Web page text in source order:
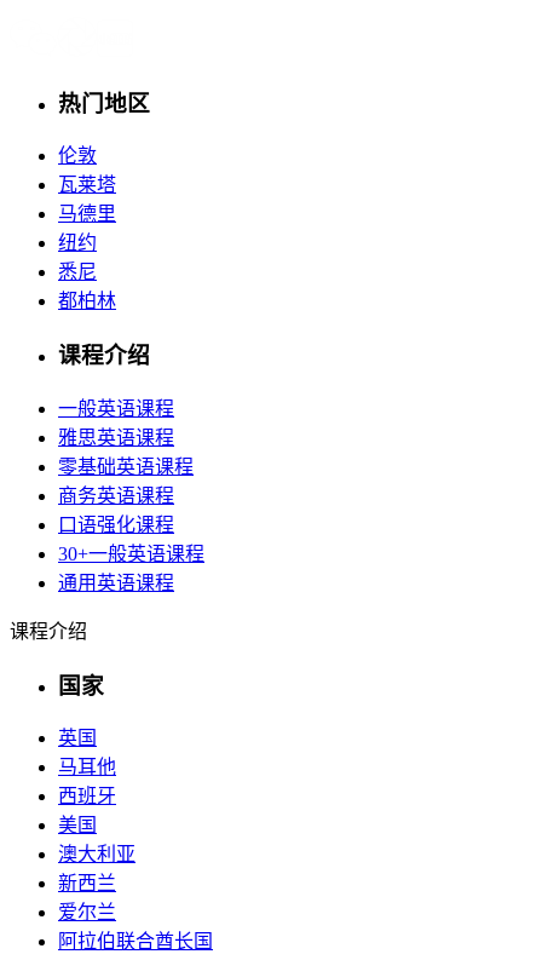
热门地区
伦敦
瓦莱塔
马德里
纽约
悉尼
都柏林
课程介绍
一般英语课程
雅思英语课程
零基础英语课程
商务英语课程
口语强化课程
30+一般英语课程
通用英语课程
课程介绍
国家
英国
马耳他
西班牙
美国
澳大利亚
新西兰
爱尔兰
阿拉伯联合酋长国